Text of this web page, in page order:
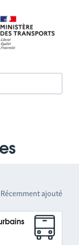
Récemment ajouté